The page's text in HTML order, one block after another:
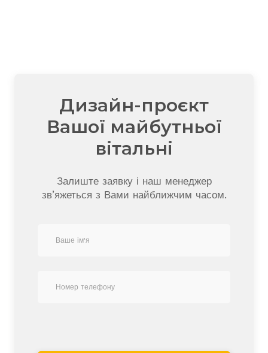
Дизайн-проєкт
Вашої майбутньої
вітальні
Залиште заявку і наш менеджер
зв’яжеться з Вами найближчим часом.